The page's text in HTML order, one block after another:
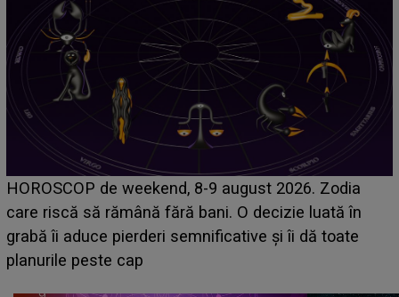
Emanuel a ținut ACEST DETALIU ASCUNS până
acum! În fața Alexandrei, concurentul din Casa Iubirii
face o MĂRTURISIRE NEAȘTEPTATĂ despre mama
sa: "I-am spus și ei în față, eu nu te iubesc pentru